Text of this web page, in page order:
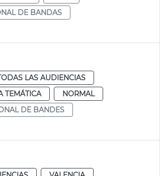
DE BANDAS
LAS AUDIENCIAS
TEMÁTICA
NORMAL
DE BANDES